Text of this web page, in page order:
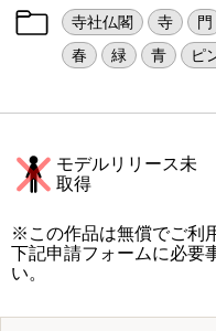
寺社仏閣 寺 門
春
緑 青 ピ
モデルリリース未
取得
※この作品は無償でご利
下記申請フォームに必要
い。